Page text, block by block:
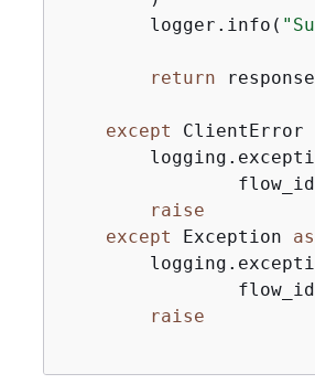
        logger.info(
return
except ClientError
raise
except Exception as
raise